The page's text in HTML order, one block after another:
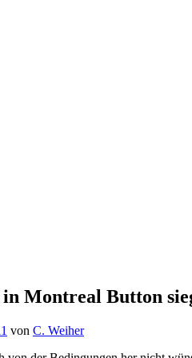
Montreal Button
von C. Weiher